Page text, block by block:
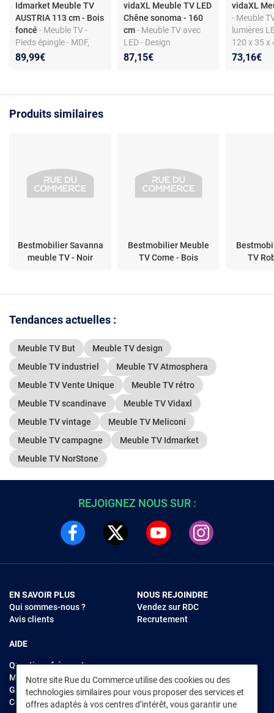
Idmarket Meuble TV
AUSTRIA 113 cm - Bois
foncé - Meuble TV -
Pieds épingle - MDF,
métal - 3 tiroirs - Style
89,99€
vidaXL Meuble TV LED
Chêne sonoma - 160
cm- Meuble TV avec
LED - Design
contemporain - Bois
87,15€
vidaXL
- Meuble
lumières
120 x 35 x
Design
73,16€
Produits similaires
Bestmobilier Savanna
meuble TV - Noir
Bestmobilier Meuble
TV Come - Bois
TV
Tendances actuelles :
Meuble TV But
Meuble TV design
Meuble TV industriel
Meuble TV Atmosphera
Meuble TV Vente Unique
Meuble TV rétro
Meuble TV scandinave
Meuble TV Vidaxl
Meuble TV vintage
Meuble TV Meliconi
Meuble TV campagne
Meuble TV Idmarket
Meuble TV NorStone
Notre site Rue du Commerce utilise des cookies ou des
technologies similaires pour vous proposer des services et
offres adaptés à vos centres d’intérêt, vous garantir une
REJOIGNEZ NOUS SUR :
EN SAVOIR PLUS
Qui sommes-nous ?
Avis clients
AIDE
Questions fréquentes
Modes de règlements
Garantie et retours
Contacter Rue du Commerce
NOUS REJOINDRE
Vendez sur RDC
Recrutement